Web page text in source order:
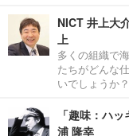
NICT 井上大
上
多くの組織で
たちがどんな
いでしょうか？
「趣味：ハ
浦 隆幸